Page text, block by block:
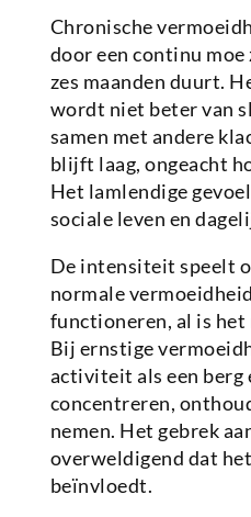
Chronische
door een continu
zes maanden duurt.
wordt niet beter van
samen met andere
blijft laag, ongeacht
Het lamlendige
sociale leven en
De intensiteit speelt
normale
functioneren, al is
Bij ernstige
activiteit als een berg
concentreren,
nemen. Het gebrek
overweldigend dat
beïnvloedt.